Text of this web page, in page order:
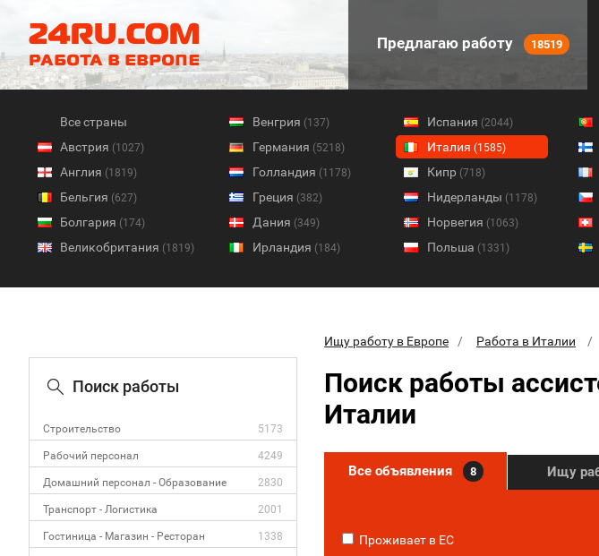
Предлагаю работу 18519
Все страны
Австрия (1027)
Англия (1819)
Бельгия (627)
Болгария (174)
Великобритания (1819)
Венгрия (137)
Германия (5218)
Голландия (1178)
Греция (382)
Дания (349)
Ирландия (184)
Испания (2044)
Италия (1585)
Кипр (718)
Нидерланды (1178)
Норвегия (1063)
Польша (1331)
Поиск работы
Строительство 5173
Рабочий персонал 4249
Домашний персонал - Образование 2830
Транспорт - Логистика 2001
Гостиница - Магазин - Ресторан 1338
Ищу работу в Европе Работа в Италии
Поиск работы
Италии
Все объявления 8 Ищу
Проживает в ЕС